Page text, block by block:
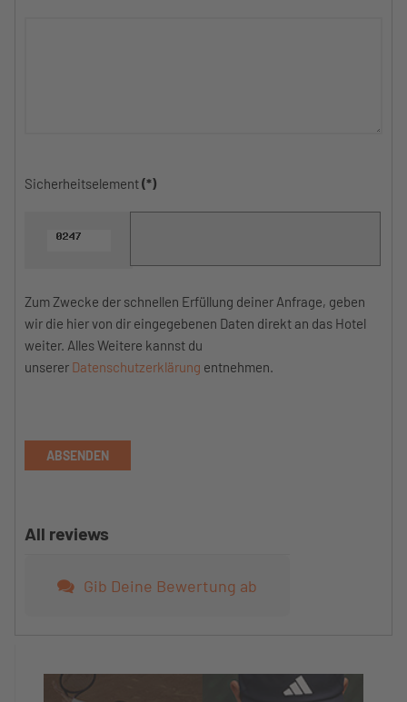
Sicherheitselement(*)
Zum Zwecke der schnellen Erfüllung deiner Anfrage, geben
wir die hier von dir eingegebenen Daten direkt an das Hotel
weiter. Alles Weitere kannst du
unserer Datenschutzerklärung entnehmen.
ABSENDEN
All reviews
Gib Deine Bewertung ab